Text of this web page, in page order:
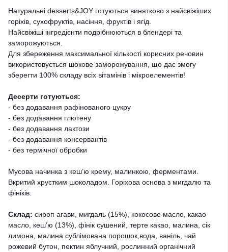
Натуральні desserts&JOY готуються винятково з найсвіжіших
горіхів, сухофруктів, насіння, фруктів і ягід.
Найсвіжіші інгредієнти подрібнюються в блендері та
заморожуються.
Для збереження максимальної кількості корисних речовин
використовується шокове заморожування, що дає змогу
зберегти 100% складу всіх вітамінів і мікроелементів!
Десерти готуються:
- без додавання рафінованого цукру
- без додавання глютену
- без додавання лактози
- без додавання консервантів
- без термічної обробки
Мусова начинка з кеш’ю крему, малинкою, ферментами.
Вкритий хрустким шоколадом. Горіхова основа з мигдалю та
фініків.
Склад: сироп агави, мигдаль (15%), кокосове масло, какао
масло, кеш’ю (13%), фінік сушений, терте какао, малина, сік
лимона, малина сублімована порошок,вода, ваніль, чай
рожевий бутон, пектин яблучний, рослинний органічний